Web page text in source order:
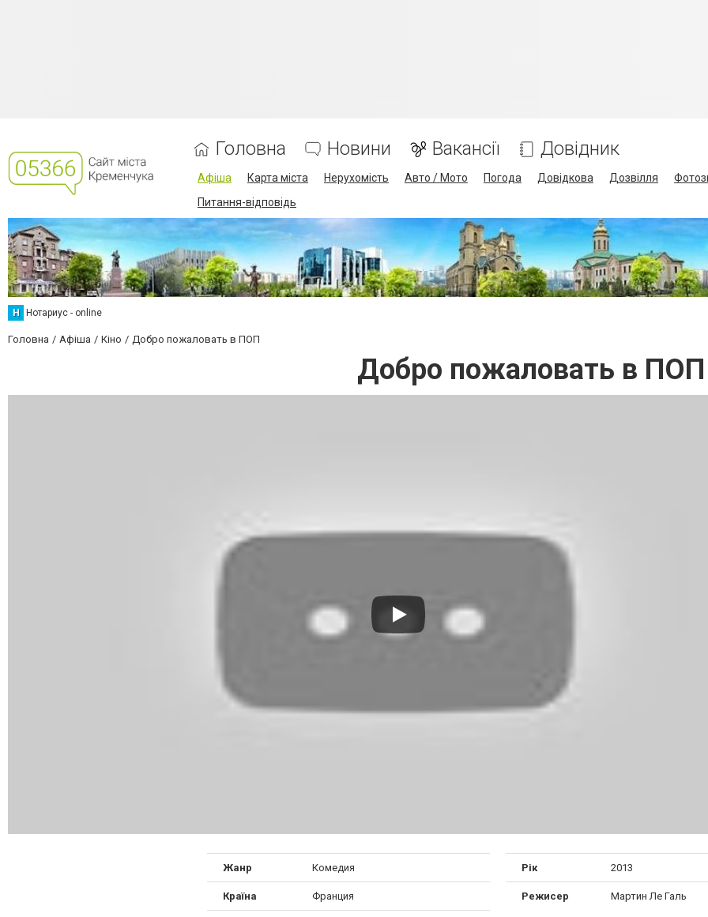
Головна Новини Вакансії Довідник
Афіша Карта міста Нерухомість Авто / Мото Погода Довідкова Дозвілля
Питання-відповідь
Н Нотариус - online
Головна Афіша Кіно Добро пожаловать в ПОП
Добро пожаловать в ПОП
Жанр Комедия
Країна Франция
Рік 2013
Режисер Мартин Ле Галь